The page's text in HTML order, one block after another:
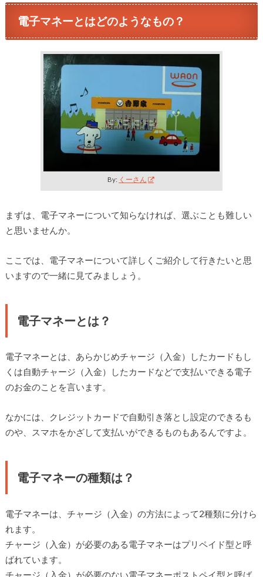
電子マネーとはどのようなもの？
By: くーさん
まずは、電子マネーについて知らなければ、選ぶことも難しい
と思いませんか。
ここでは、電子マネーについて詳しくご紹介して行きたいと思
いますので一緒に見てみましょう。
電子マネーとは？
電子マネーとは、あらかじめチャージ（入金）したカードもし
くは自動チャージ（入金）したカードなどで支払いできる電子
のお金のことを言います。
なかには、クレジットカードで自動引き落とし設定のできるも
のや、スマホをかざして支払いができるものもあるんですよ。
電子マネーの種類は？
電子マネーは、チャージ（入金）の方法によって2種類に分けら
れます。
チャージ（入金）が必要のある電子マネーはプリペイド型と呼
ばれています。
チャージ（入金）が必要のない電子マネーポストペイ型と呼ば